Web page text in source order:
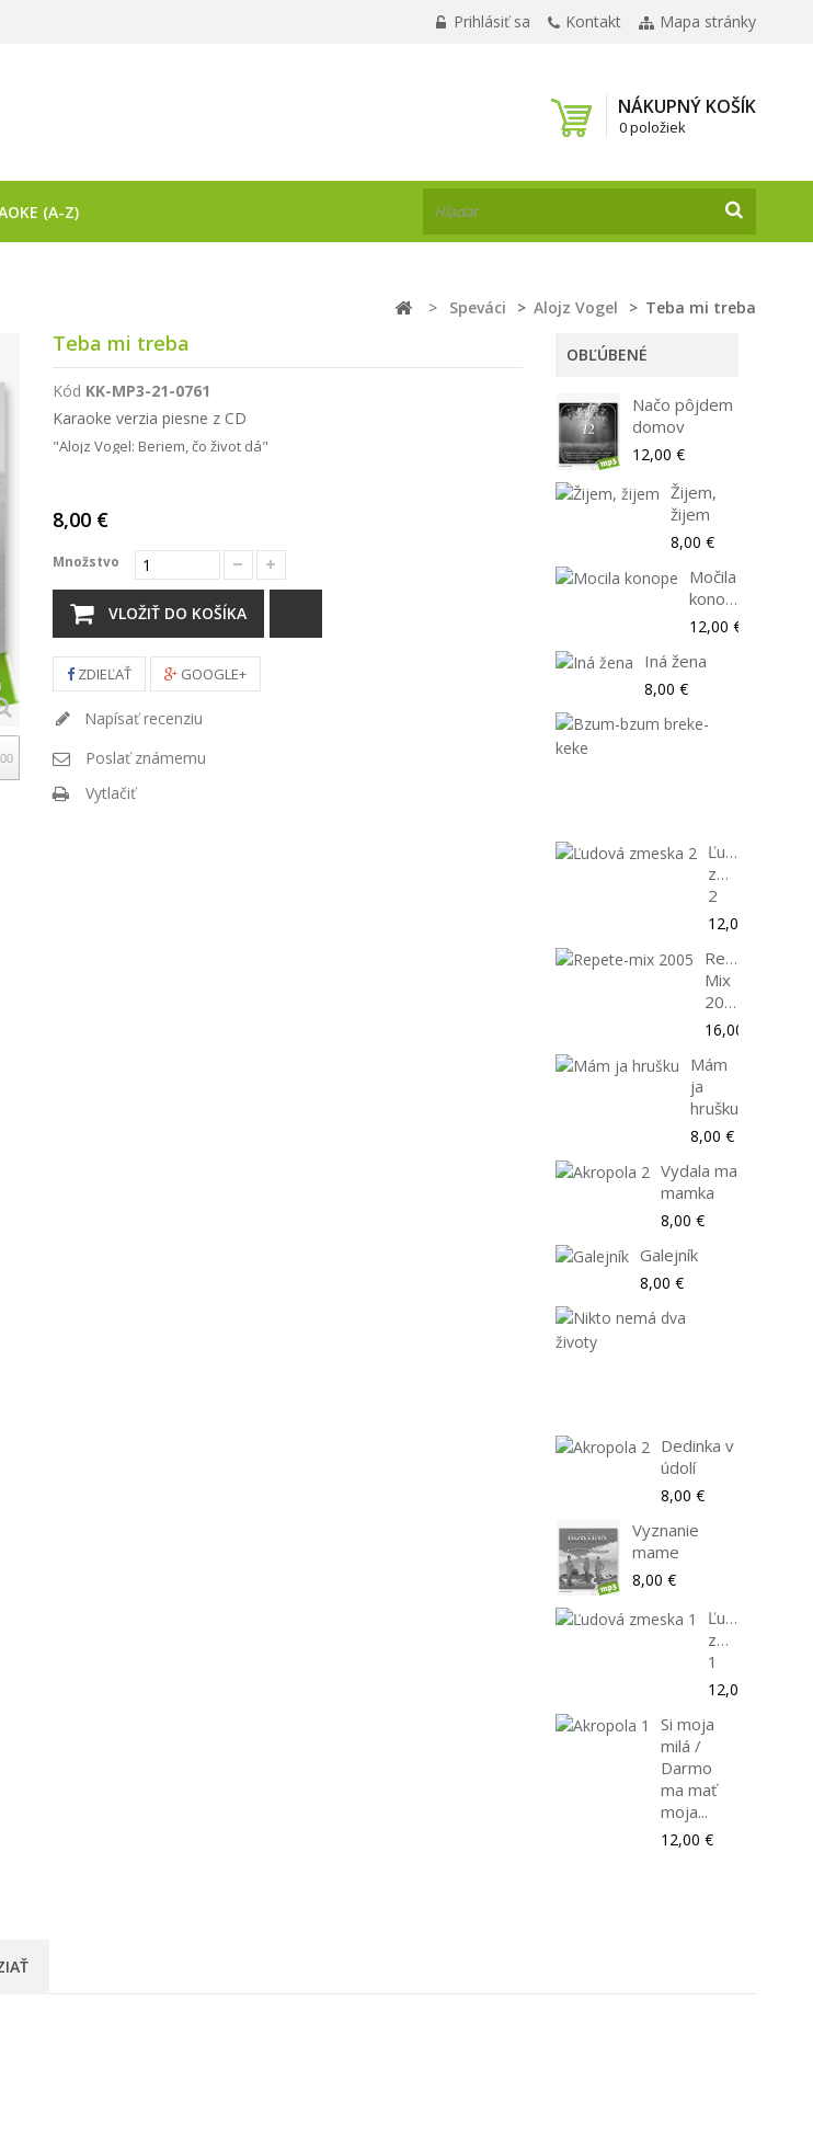
Prihlásiť sa Kontakt Mapa stránky
NÁKUPNÝ KOŠÍK
0 položiek
(A-Z)
> Speváci > Alojz Vogel > Teba mi treba
Teba mi treba
Kód KK-MP3-21-0761
Karaoke verzia piesne z CD
"Alojz Vogel: Beriem, čo život dá"
8,00 €
Množstvo
VLOŽIŤ DO KOŠÍKA
ZDIEĽAŤ GOOGLE+
Napísať recenziu
Poslať známemu
Vytlačiť
OBĽÚBENÉ
Načo pôjdem
domov
12,00 €
Žijem,
žijem
8,00 €
Močila
konope
12,00 €
Iná žena
8,00 €
Ľudová
zmeska
2
12,00 €
Repete-
Mix
2005
16,00 €
Mám
ja
hrušku
8,00 €
Vydala ma
mamka
8,00 €
Galejník
8,00 €
Dedinka v
údolí
8,00 €
Vyznanie
mame
8,00 €
Ľudová
zmeska
1
12,00 €
Si moja
milá /
Darmo
ma mať
moja...
12,00 €